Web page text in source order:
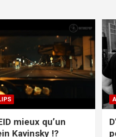
mieux qu’un
Kavinsky !?